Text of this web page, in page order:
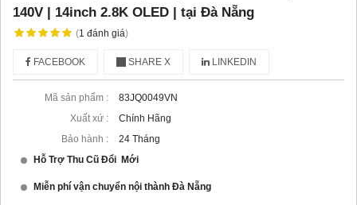
140V | 14inch 2.8K OLED | tại Đà Nẵng
(1 đánh giá)
FACEBOOK SHARE X LINKEDIN
Mã sản phẩm :
83JQ0049VN
Xuất xứ :
Chính Hãng
Bảo hành :
24 Tháng
Hỗ Trợ Thu Cũ Đổi Mới
Miễn phí vận chuyển nội thành Đà Nẵng